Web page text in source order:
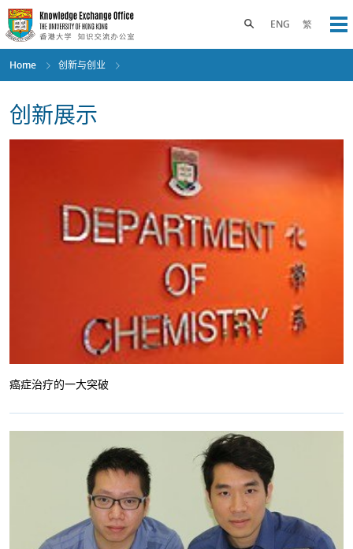
Skip
to
main
content
ENG 繁
Toggle search panel
Home 创新与创业
创新展示
癌症治疗的一大突破